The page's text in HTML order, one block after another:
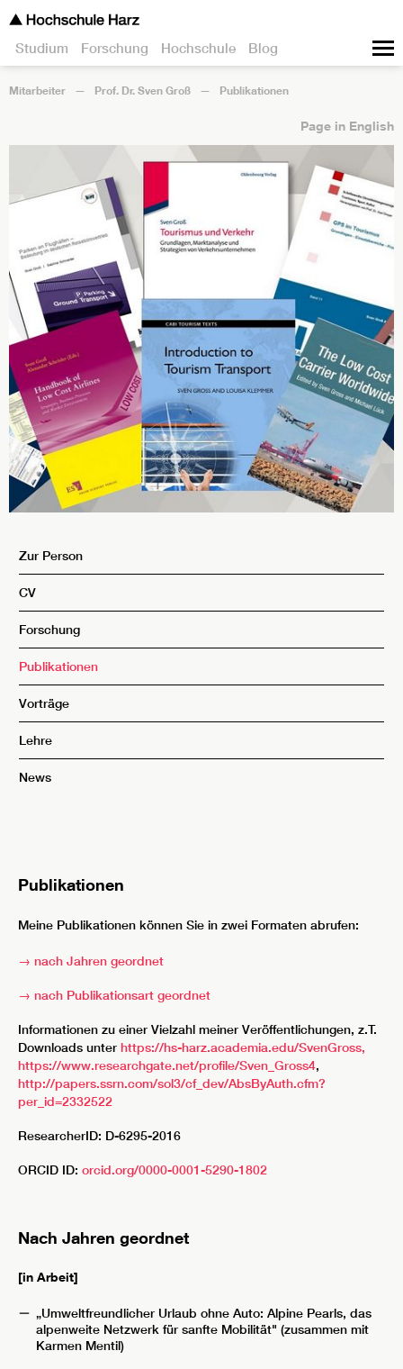
Studium Forschung Hochschule Blog
Mitarbeiter Prof. Dr. Sven Groß Publikationen
Page in English
Zur Person
CV
Forschung
Publikationen
Vorträge
Lehre
News
Publikationen
Meine Publikationen können Sie in zwei Formaten abrufen:
→ nach Jahren geordnet
→ nach Publikationsart geordnet
Informationen zu einer Vielzahl meiner Veröffentlichungen, z.T.
Downloads unter https://hs-harz.academia.edu/SvenGross,
https://www.researchgate.net/profile/Sven_Gross4,
http://papers.ssrn.com/sol3/cf_dev/AbsByAuth.cfm?
per_id=2332522
ResearcherID: D-6295-2016
ORCID ID: orcid.org/0000-0001-5290-1802
Nach Jahren geordnet
[in Arbeit]
„Umweltfreundlicher Urlaub ohne Auto: Alpine Pearls, das
alpenweite Netzwerk für sanfte Mobilität" (zusammen mit
Karmen Mentil)